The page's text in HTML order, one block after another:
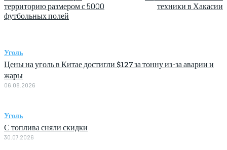
территорию размером с 5000
футбольных полей
техники в Хакасии
Уголь
Цены на уголь в Китае достигли $127 за тонну из-за аварии и
жары
06.08.2026
Уголь
С топлива сняли скидки
30.07.2026